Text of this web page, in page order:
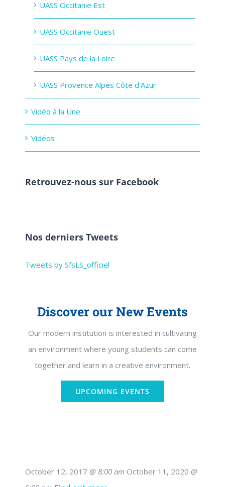
UASS Occitanie Est
UASS Occitanie Ouest
UASS Pays de la Loire
UASS Provence Alpes Côte d'Azur
Vidéo à la Une
Vidéos
Retrouvez-nous sur Facebook
Nos derniers Tweets
Tweets by SfsLS_officiel
Discover our New Events
Our modern institution is interested in cultivating
an environment where young students can come
together and learn in a creative environment.
UPCOMING EVENTS
October 12, 2017 @ 8:00 am October 11, 2020 @